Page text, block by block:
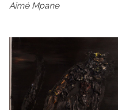
Aimé Mpane